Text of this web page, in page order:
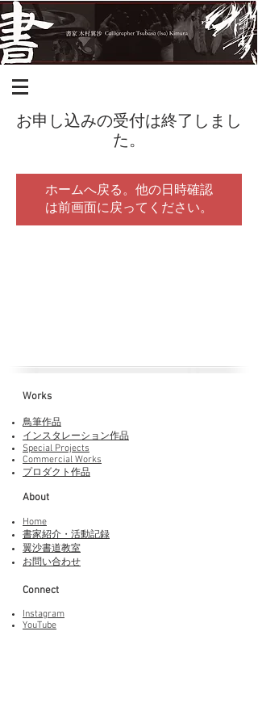
お申し込みの受付は終了しまし
た。
ホームへ戻る。他の日時確認
は前画面に戻ってください。
Works​
鳥筆作品
インスタレーション作品
Special Projects
Commercial Works
プロダクト作品
About
Home
書家紹介・活動記録
​翼沙書道教室
お問い合わせ
Connect
Instagram
YouTube